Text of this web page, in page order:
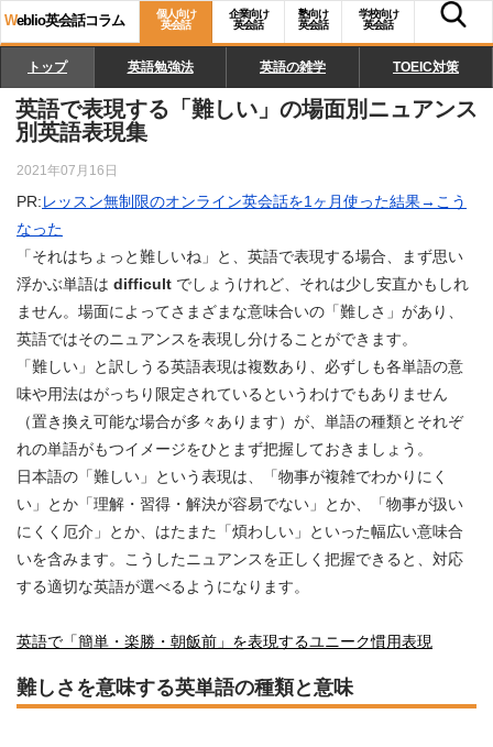
Weblio英会話コラム
個人向け
英会話
企業向け
英会話
塾向け
英会話
学校向け
英会話
トップ 英語勉強法 英語の雑学 TOEIC対策
英語で表現する「難しい」の場面別ニュアンス
別英語表現集
2021年07月16日
PR:レッスン無制限のオンライン英会話を1ヶ月使った結果→こう
なった
「それはちょっと難しいね」と、英語で表現する場合、まず思い
浮かぶ単語は difficult でしょうけれど、それは少し安直かもしれ
ません。場面によってさまざまな意味合いの「難しさ」があり、
英語ではそのニュアンスを表現し分けることができます。
「難しい」と訳しうる英語表現は複数あり、必ずしも各単語の意
味や用法はがっちり限定されているというわけでもありません
（置き換え可能な場合が多々あります）が、単語の種類とそれぞ
れの単語がもつイメージをひとまず把握しておきましょう。
日本語の「難しい」という表現は、「物事が複雑でわかりにく
い」とか「理解・習得・解決が容易でない」とか、「物事が扱い
にくく厄介」とか、はたまた「煩わしい」といった幅広い意味合
いを含みます。こうしたニュアンスを正しく把握できると、対応
する適切な英語が選べるようになります。
英語で「簡単・楽勝・朝飯前」を表現するユニーク慣用表現
難しさを意味する英単語の種類と意味